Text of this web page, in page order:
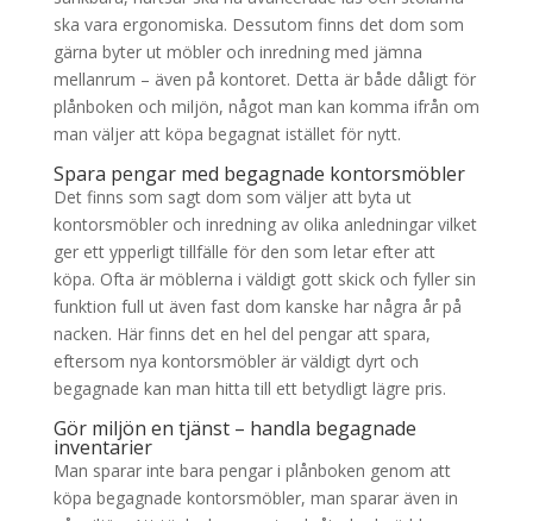
ska vara ergonomiska. Dessutom finns det dom som
gärna byter ut möbler och inredning med jämna
mellanrum – även på kontoret. Detta är både dåligt för
plånboken och miljön, något man kan komma ifrån om
man väljer att köpa begagnat istället för nytt.
Spara pengar med begagnade kontorsmöbler
Det finns som sagt dom som väljer att byta ut
kontorsmöbler och inredning av olika anledningar vilket
ger ett ypperligt tillfälle för den som letar efter att
köpa. Ofta är möblerna i väldigt gott skick och fyller sin
funktion full ut även fast dom kanske har några år på
nacken. Här finns det en hel del pengar att spara,
eftersom nya kontorsmöbler är väldigt dyrt och
begagnade kan man hitta till ett betydligt lägre pris.
Gör miljön en tjänst – handla begagnade
inventarier
Man sparar inte bara pengar i plånboken genom att
köpa begagnade kontorsmöbler, man sparar även in